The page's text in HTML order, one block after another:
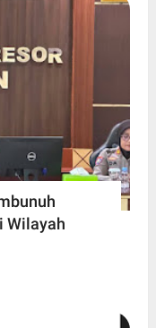
Wilayah